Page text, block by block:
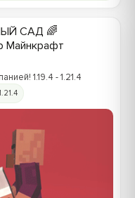
САД 🌈
1.19.4 - 1.21.4